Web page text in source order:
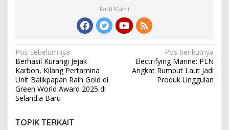
Ikuti Kami
Navigasi
pos
Pos sebelumnya
Berhasil Kurangi Jejak
Karbon, Kilang Pertamina
Unit Balikpapan Raih Gold di
Green World Award 2025 di
Selandia Baru
Pos berikutnya
Electrifying Marine: PLN
Angkat Rumput Laut Jadi
Produk Unggulan
TOPIK TERKAIT